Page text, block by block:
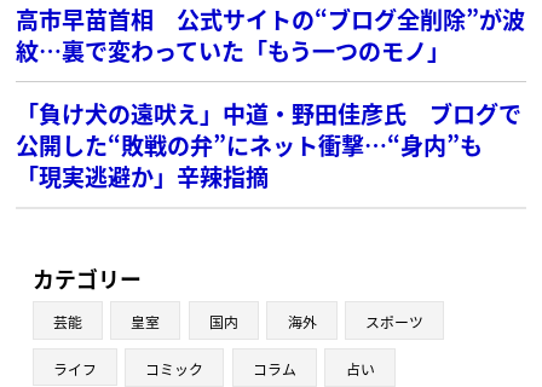
高市早苗首相 公式サイトの“ブログ全削除”が波
紋…裏で変わっていた「もう一つのモノ」
「負け犬の遠吠え」中道・野田佳彦氏 ブログで
公開した“敗戦の弁”にネット衝撃…“身内”も
「現実逃避か」辛辣指摘
カテゴリー
芸能 皇室 国内 海外 スポーツ
ライフ コミック コラム 占い